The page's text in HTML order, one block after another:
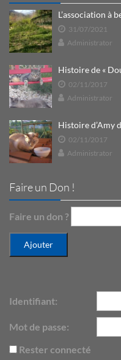
L’association à
31/07/2021
Administrator
Histoire de «
02/11/2017
Administrator
Histoire d’Amy
02/11/2017
Administrator
Faire un Don !
Faire un don ?
Identifiant:
Mot de passe:
Rester connecté